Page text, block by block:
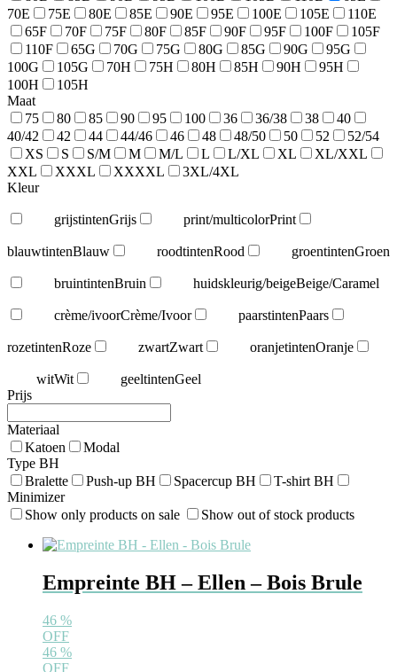
70E
75E 80E 85E 90E 95E 100E 105E
110E
65F
70F 75F 80F 85F 90F 95F 100F
105F
110F
65G 70G 75G 80G 85G 90G
95G
100G
105G 70H 75H 80H 85H 90H
95H
100H
105H
Maat
75
80 85 90 95 100 36 36/38 38
40
40/42
42 44 44/46 46 48 48/50 50 52
52/54
XS
S S/M M M/L L L/XL XL
XL/XXL
XXL
XXXL XXXXL
3XL/4XL
Kleur
grijstintenGrijs print/multicolorPrint
blauwtintenBlauw roodtintenRood groentintenGroen
bruintintenBruin huidskleurig/beigeBeige/Caramel
crème/ivoorCrème/Ivoor paarstintenPaars
rozetintenRoze zwartZwart oranjetintenOranje
witWit geeltintenGeel
Prijs
Materiaal
Katoen
Modal
Type BH
Bralette
Push-up BH Spacercup BH
T-shirt BH
Minimizer
Show only products on sale
Show out of stock products
Empreinte BH – Ellen – Bois Brule
46 %
OFF
46 %
OFF